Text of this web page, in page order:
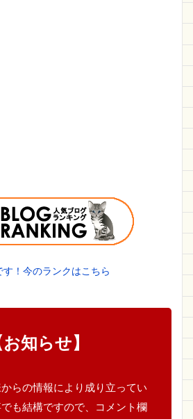
す！今のランクはこちら
お知らせ】
らの情報により成り立ってい
も結構ですので、コメント欄